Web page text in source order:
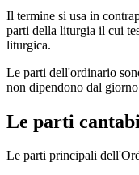
Il termine si usa in
parti della liturgia il cui
liturgica.
Le parti dell'ordinario
non dipendono dal
Le parti
Le parti principali